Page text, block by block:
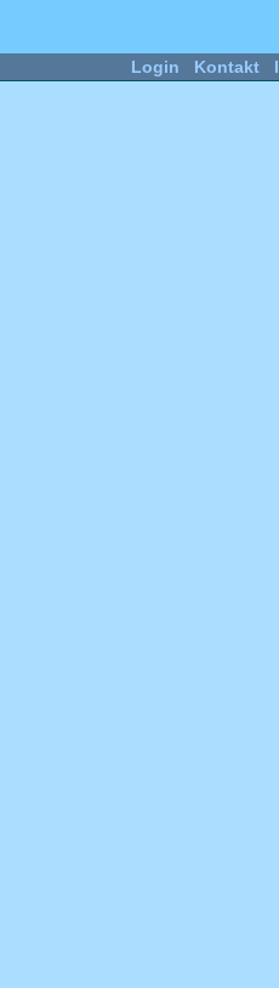
Login Kontakt